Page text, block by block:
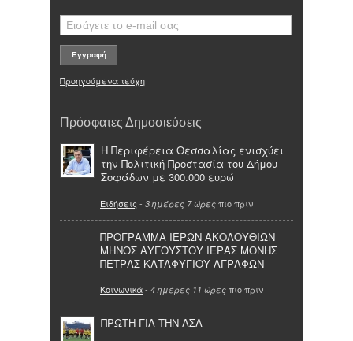
Προηγούμενα τεύχη
Πρόσφατες Δημοσιεύσεις
Η Περιφέρεια Θεσσαλίας ενισχύει
την Πολιτική Προστασία του Δήμου
Σοφάδων με 300.000 ευρώ
Ειδήσεις - 3 ημέρες 7 ώρες πιο πριν
ΠΡΟΓΡΑΜΜΑ ΙΕΡΩΝ ΑΚΟΛΟΥΘΙΩΝ
ΜΗΝΟΣ ΑΥΓΟΥΣΤΟΥ ΙΕΡΑΣ ΜΟΝΗΣ
ΠΕΤΡΑΣ ΚΑΤΑΦΥΓΙΟΥ ΑΓΡΑΦΩΝ
Κοινωνικά- 4 ημέρες 11 ώρες πιο πριν
ΠΡΩΤΗ ΓΙΑ ΤΗΝ ΑΣΑ